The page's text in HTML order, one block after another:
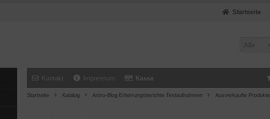
Startseite
Alle
Kontakt Impressum Kasse
Startseite Katalog Astro-Blog Erfahrungsberichte Testaufnahmen Ausverkaufte Produkte